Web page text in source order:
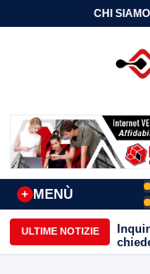
CHI SIAMO
MENÙ
+
ULTIME NOTIZIE
non